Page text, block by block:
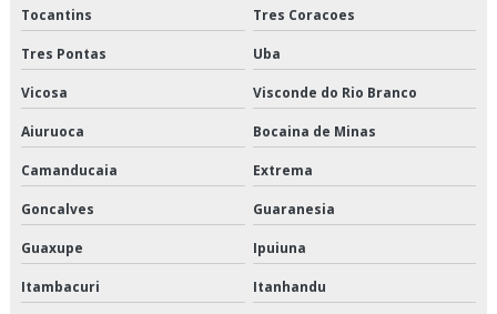
Logística para perecíveis em sp
Logística para perecíveis preço
Logística para perecíveis valor
Orçamento de armazenagem de produtos perecíveis
Orçamento de distribuição de alimentos congelados
Tocantins Tres Coracoes
Tres Pontas Uba
Vicosa Visconde do Rio Branco
Aiuruoca Bocaina de Minas
Camanducaia Extrema
Goncalves Guaranesia
Guaxupe Ipuiuna
Itambacuri Itanhandu